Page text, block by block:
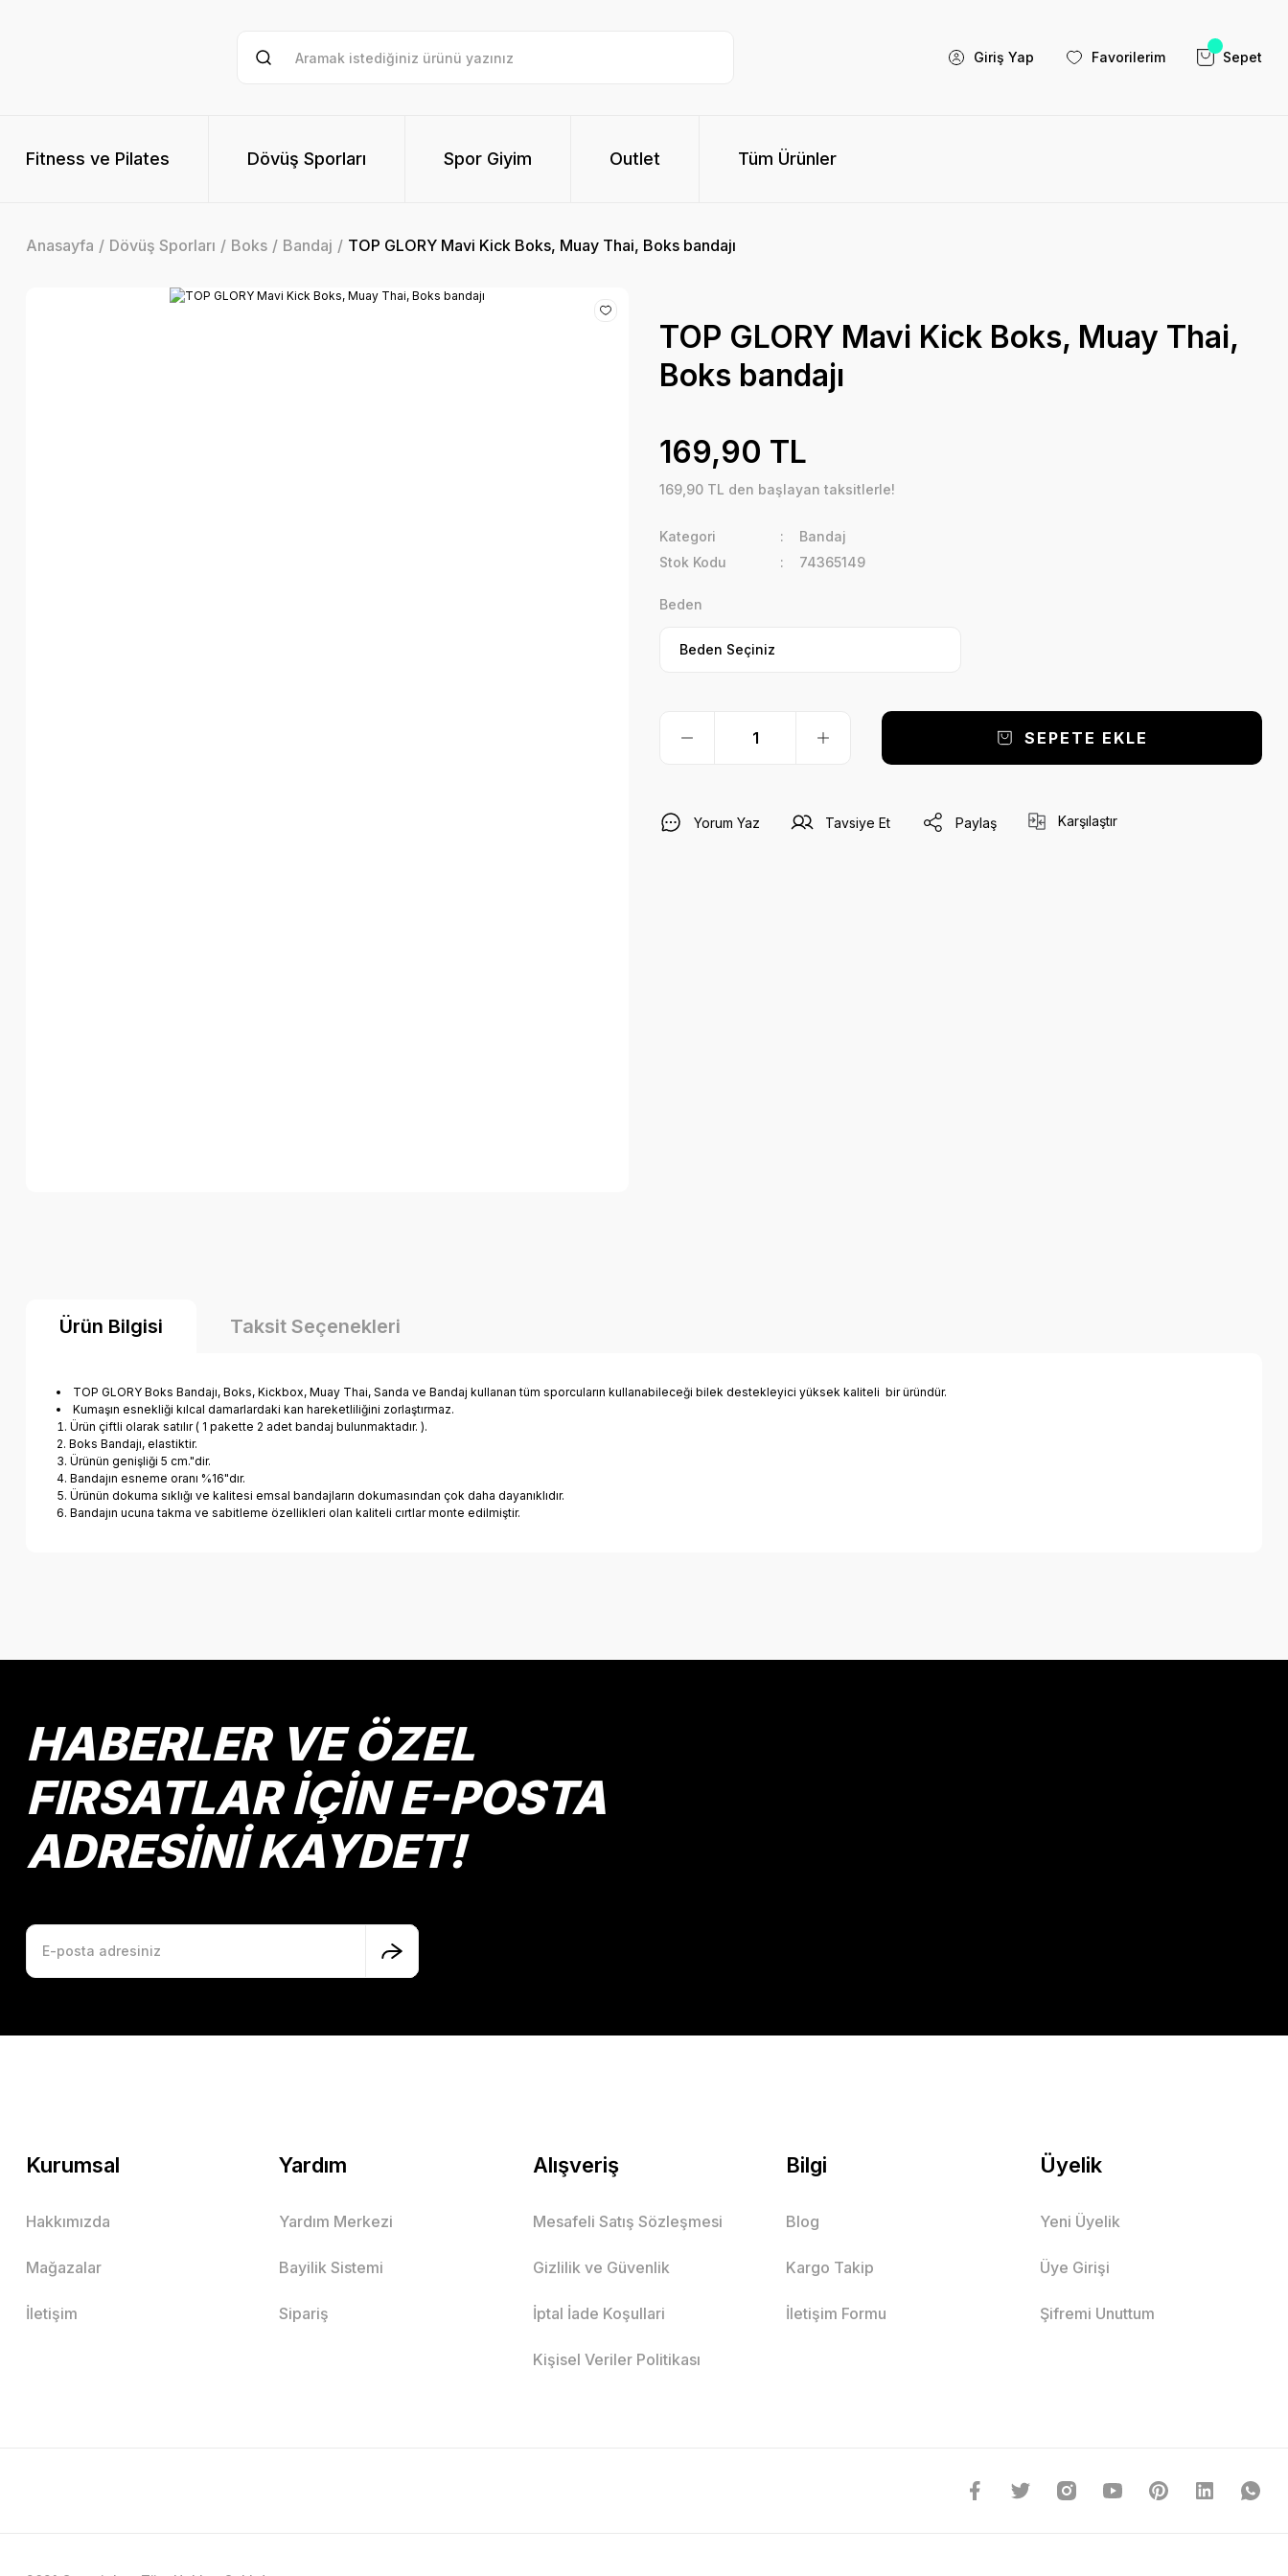
Giriş Yap Favorilerim Sepet
Fitness ve Pilates Dövüş Sporları Spor Giyim Outlet Tüm Ürünler
Anasayfa Dövüş Sporları Boks Bandaj TOP GLORY Mavi Kick Boks, Muay Thai, Boks bandajı
TOP GLORY Mavi Kick Boks, Muay Thai,
Boks bandajı
169,90 TL
169,90 TL den başlayan taksitlerle!
Kategori
Bandaj
Stok Kodu
74365149
Beden
SEPETE EKLE
Yorum Yaz Tavsiye Et Paylaş Karşılaştır
Ürün Bilgisi Taksit Seçenekleri
TOP GLORY Boks Bandajı, Boks, Kickbox, Muay Thai, Sanda ve Bandaj kullanan tüm sporcuların kullanabileceği bilek destekleyici yüksek kaliteli bir üründür.
Kumaşın esnekliği kılcal damarlardaki kan hareketliliğini zorlaştırmaz.
Ürün çiftli olarak satılır ( 1 pakette 2 adet bandaj bulunmaktadır. ).
Boks Bandajı, elastiktir.
Ürünün genişliği 5 cm."dir.
Bandajın esneme oranı %16"dır.
Ürünün dokuma sıklığı ve kalitesi emsal bandajların dokumasından çok daha dayanıklıdır.
Bandajın ucuna takma ve sabitleme özellikleri olan kaliteli cırtlar monte edilmiştir.
HABERLER VE ÖZEL
FIRSATLAR İÇİN E-POSTA
ADRESİNİ KAYDET!
Kurumsal
Hakkımızda
Mağazalar
İletişim
Yardım
Yardım Merkezi
Bayilik Sistemi
Sipariş
Alışveriş
Mesafeli Satış Sözleşmesi
Gizlilik ve Güvenlik
İptal İade Koşullari
Kişisel Veriler Politikası
Bilgi
Blog
Kargo Takip
İletişim Formu
Üyelik
Yeni Üyelik
Üye Girişi
Şifremi Unuttum